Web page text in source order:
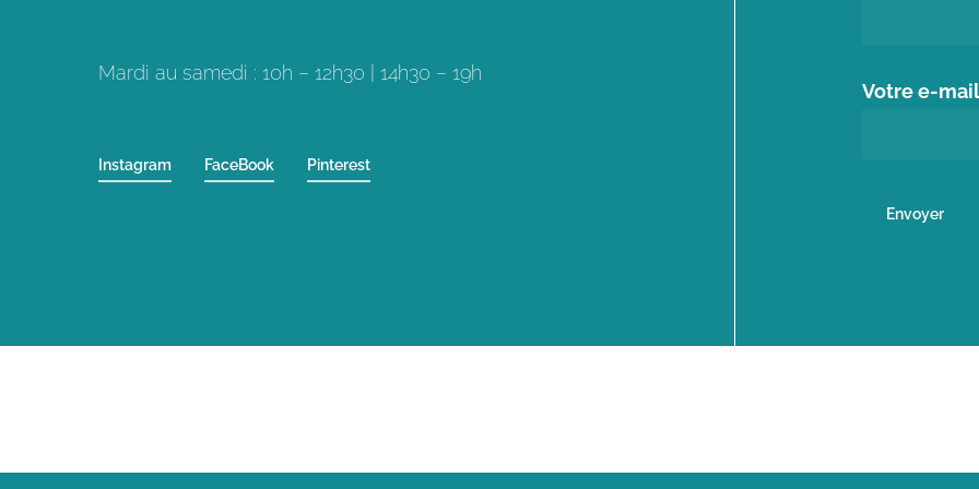
Mardi au samedi : 10h – 12h30 | 14h30 – 19h
Instagram FaceBook Pinterest
Votre e-